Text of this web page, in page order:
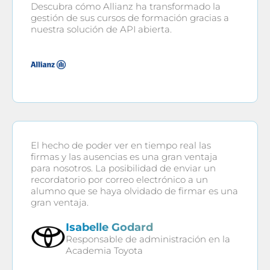
Descubra cómo Allianz ha transformado la
gestión de sus cursos de formación gracias a
nuestra solución de API abierta.
El hecho de poder ver en tiempo real las
firmas y las ausencias es una gran ventaja
para nosotros. La posibilidad de enviar un
recordatorio por correo electrónico a un
alumno que se haya olvidado de firmar es una
gran ventaja.
Isabelle Godard
Responsable de administración en la
Academia Toyota